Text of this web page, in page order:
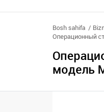
Bosh sahifa
Операционный
модель